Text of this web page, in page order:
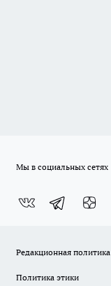
Мы в социальных сетях
Редакционная политика
Политика этики